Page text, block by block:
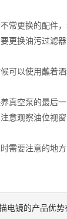
更换的配件，
更换油污过滤器
以使用蘸着酒
空泵的最后一
意观察油位视
要注意的地方
电镜的产品优势